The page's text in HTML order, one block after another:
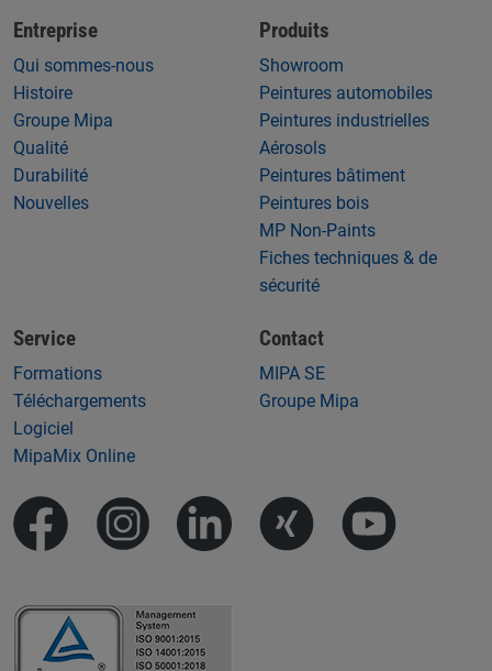
Entreprise
Qui sommes-nous
Histoire
Groupe Mipa
Qualité
Durabilité
Nouvelles
Produits
Showroom
Peintures automobiles
Peintures industrielles
Aérosols
Peintures bâtiment
Peintures bois
MP Non-Paints
Fiches techniques & de
sécurité
Service
Formations
Téléchargements
Logiciel
MipaMix Online
Contact
MIPA SE
Groupe Mipa